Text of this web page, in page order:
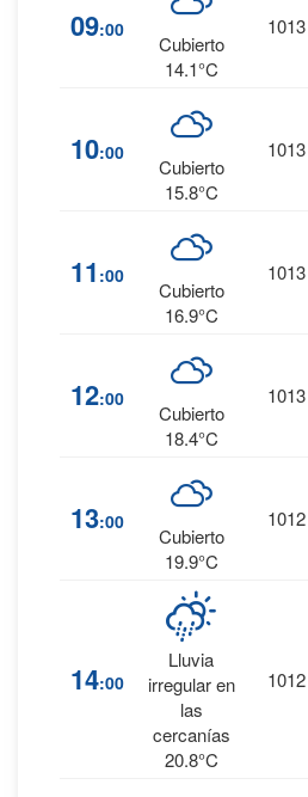
09:00
Cubierto
14.1°C
1013
10:00
Cubierto
15.8°C
1013
11 :00
Cubierto
16.9°C
1013
12:00
Cubierto
18.4°C
1013
13:00
Cubierto
19.9°C
1012
14:00
Lluvia
irregular en
las
cercanías
20.8°C
1012